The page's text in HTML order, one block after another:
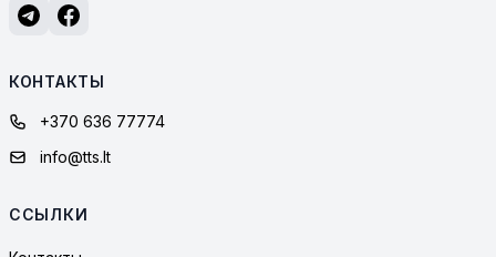
КОНТАКТЫ
+370 636 77774
info@tts.lt
ССЫЛКИ